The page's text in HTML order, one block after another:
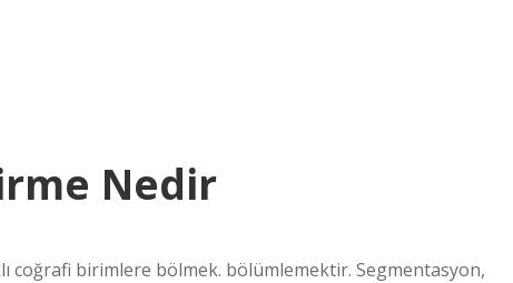
Nedir
coğrafi birimlere bölmek. bölümlemektir. Segmentasyon,